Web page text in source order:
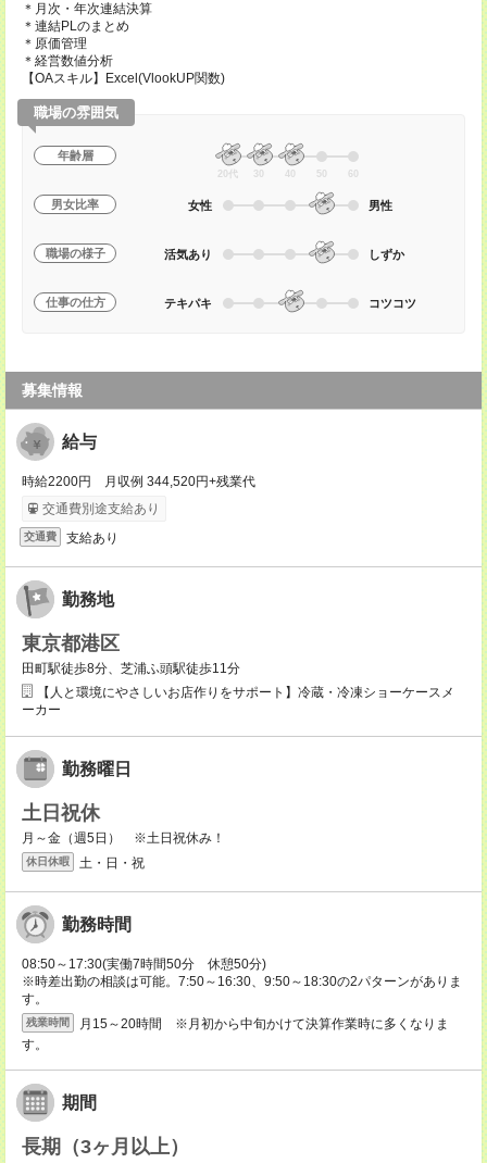
＊月次・年次連結決算
＊連結PLのまとめ
＊原価管理
＊経営数値分析
【OAスキル】Excel(VlookUP関数)
職場の雰囲気
年齢層
20代 30 40 50 60
男女比率 女性 男性
職場の様子 活気あり しずか
仕事の仕方 テキパキ コツコツ
募集情報
給与
時給2200円 月収例 344,520円+残業代
交通費別途支給あり
交通費 支給あり
勤務地
東京都港区
田町駅徒歩8分、芝浦ふ頭駅徒歩11分
【人と環境にやさしいお店作りをサポート】冷蔵・冷凍ショーケースメ
ーカー
勤務曜日
土日祝休
月～金（週5日） ※土日祝休み！
休日休暇 土・日・祝
勤務時間
08:50～17:30(実働7時間50分 休憩50分)
※時差出勤の相談は可能。7:50～16:30、9:50～18:30の2パターンがありま
す。
残業時間
月15～20時間 ※月初から中旬かけて決算作業時に多くなりま
す。
期間
長期（3ヶ月以上）